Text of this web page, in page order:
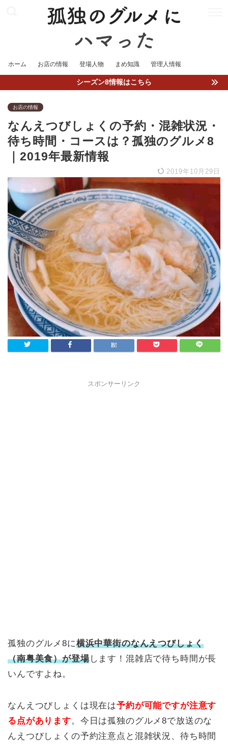
ホーム お店の情報 登場人物 まめ知識 管理人情報
シーズン8情報はこちら
お店の情報
なんえつびしょくの予約・混雑状況・
待ち時間・コースは？孤独のグルメ8
｜2019年最新情報
2019年10月29日
スポンサーリンク
孤独のグルメ8に横浜中華街のなんえつびしょく
（南粤美食）が登場します！混雑店で待ち時間が長
いんですよね。
なんえつびしょくは現在は予約が可能ですが注意す
る点があります。今日は孤独のグルメ8で放送のな
んえつびしょくの予約注意点と混雑状況、待ち時間